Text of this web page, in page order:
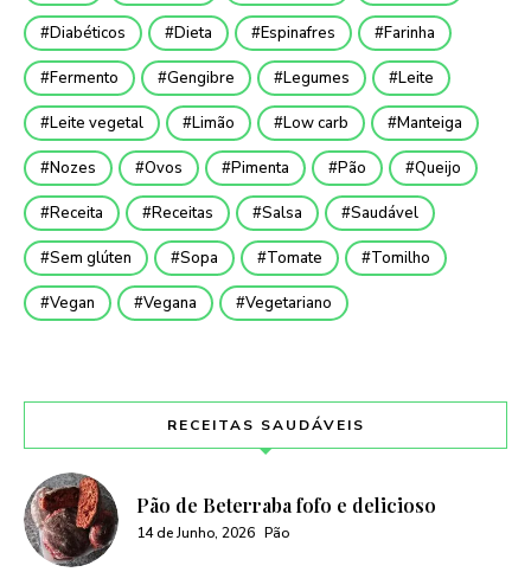
Diabéticos Dieta Espinafres Farinha
Fermento Gengibre Legumes Leite
Leite vegetal Limão Low carb Manteiga
Nozes Ovos Pimenta Pão Queijo
Receita Receitas Salsa Saudável
Sem glúten Sopa Tomate Tomilho
Vegan Vegana Vegetariano
RECEITAS SAUDÁVEIS
Pão de Beterraba fofo e delicioso
14 de Junho, 2026 Pão